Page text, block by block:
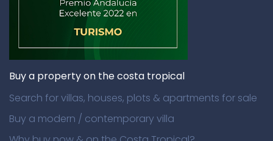
Buy a property on the costa tropical
Search for villas, houses, plots & apartments for sale
Buy a modern / contemporary villa